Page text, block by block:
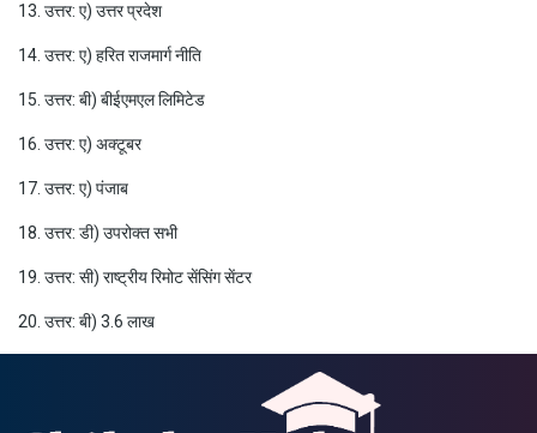
13. उत्तर: ए) उत्तर प्रदेश
14. उत्तर: ए) हरित राजमार्ग नीति
15. उत्तर: बी) बीईएमएल लिमिटेड
16. उत्तर: ए) अक्टूबर
17. उत्तर: ए) पंजाब
18. उत्तर: डी) उपरोक्त सभी
19. उत्तर: सी) राष्ट्रीय रिमोट सेंसिंग सेंटर
20. उत्तर: बी) 3.6 लाख